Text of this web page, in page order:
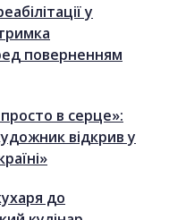
у
поверненням
в серце»:
відкрив у
до